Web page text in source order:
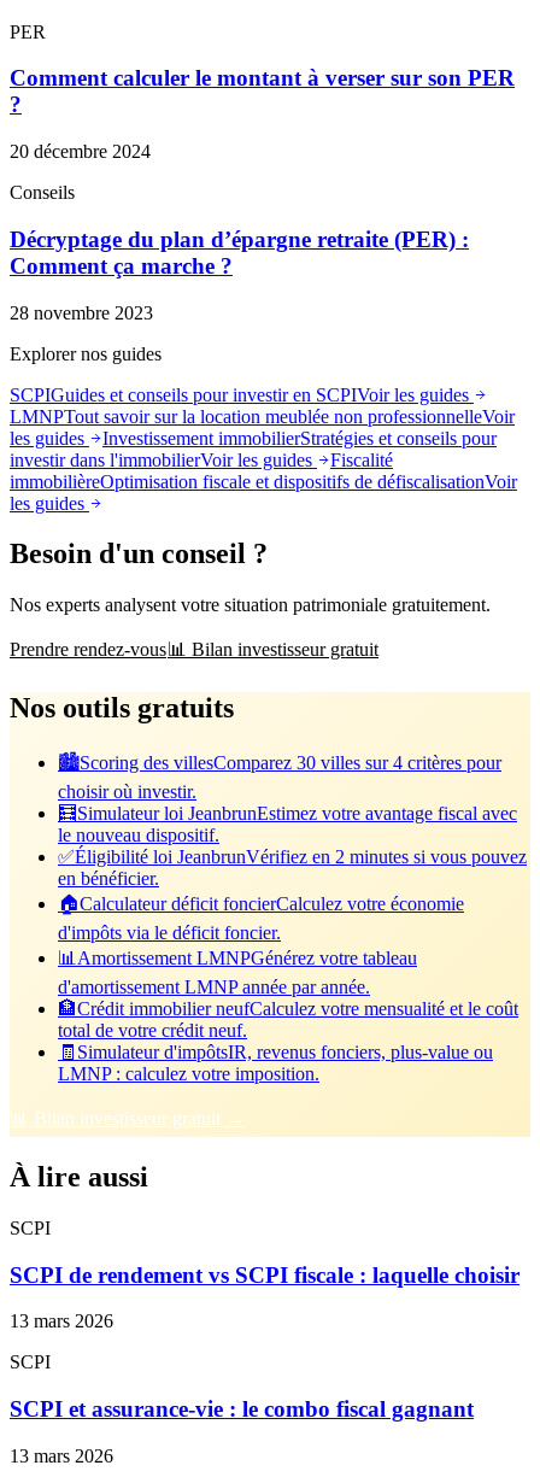
PER
Comment calculer le montant à verser sur son PER
?
20 décembre 2024
Conseils
Décryptage du plan d’épargne retraite (PER) :
Comment ça marche ?
28 novembre 2023
Explorer nos guides
SCPIGuides et conseils pour investir en SCPIVoir les guides
LMNPTout savoir sur la location meublée non professionnelleVoir
les guides
Investissement immobilierStratégies et conseils pour
investir dans l'immobilierVoir les guides
Fiscalité
immobilièreOptimisation fiscale et dispositifs de défiscalisationVoir
les guides
Besoin d'un conseil ?
Nos experts analysent votre situation patrimoniale gratuitement.
Prendre rendez-vous📊 Bilan investisseur gratuit
Nos outils gratuits
🏙️Scoring des villesComparez 30 villes sur 4 critères pour
choisir où investir.
🧮Simulateur loi JeanbrunEstimez votre avantage fiscal avec
le nouveau dispositif.
✅Éligibilité loi JeanbrunVérifiez en 2 minutes si vous pouvez
en bénéficier.
🏠Calculateur déficit foncierCalculez votre économie
d'impôts via le déficit foncier.
📊 Amortissement LMNPGénérez votre tableau
d'amortissement LMNP année par année.
🏦Crédit immobilier neufCalculez votre mensualité et le coût
total de votre crédit neuf.
🧾 Simulateur d'impôtsIR, revenus fonciers, plus-value ou
LMNP : calculez votre imposition.
📊 Bilan investisseur gratuit →
À lire aussi
SCPI
SCPI de rendement vs SCPI fiscale : laquelle choisir
13 mars 2026
SCPI
SCPI et assurance-vie : le combo fiscal gagnant
13 mars 2026